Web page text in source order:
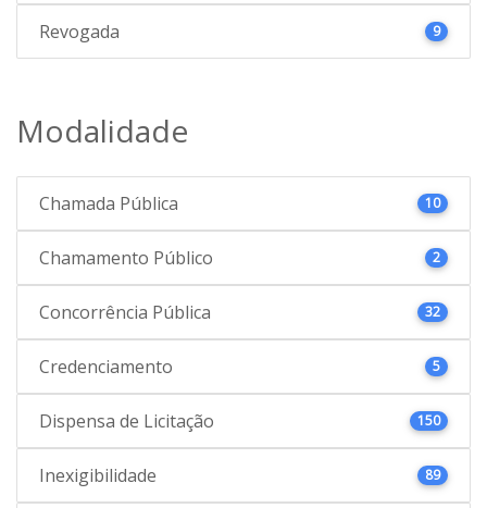
Revogada 9
Modalidade
Chamada Pública 10
Chamamento Público 2
Concorrência Pública 32
Credenciamento 5
Dispensa de Licitação 150
Inexigibilidade 89